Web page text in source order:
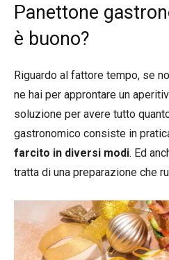
Panettone
è buono?
Riguardo al fattore tempo, se
ne hai per approntare un
soluzione per avere tutto
gastronomico consiste in
farcito in diversi modi. Ed
tratta di una preparazione che